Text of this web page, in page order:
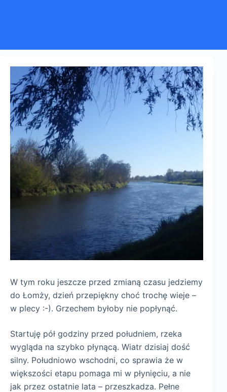
W tym roku jeszcze przed zmianą czasu jedziemy
do Łomży, dzień przepiękny choć trochę wieje –
w plecy :-). Grzechem byłoby nie popłynąć.
Startuję pół godziny przed południem, rzeka
wygląda na szybko płynącą. Wiatr dzisiaj dość
silny. Południowo wschodni, co sprawia że w
większości etapu pomaga mi w płynięciu, a nie
jak przez ostatnie lata – przeszkadza. Pełne